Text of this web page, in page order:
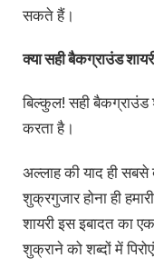
सकते हैं।
क्या सही बैकग्राउंड
बिल्कुल! सही बैकग्राउंड
करता है।
अल्लाह की याद ही
शुक्रगुजार होना ही
शायरी इस इबादत का
शुक्राने को शब्दों में